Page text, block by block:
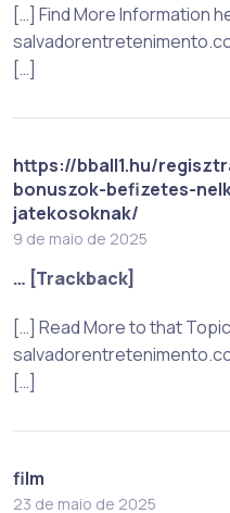
[…] Find More Information
[…]
https://bball1.hu/
bonuszok-befizetes-
jatekosoknak/
9 de maio de 2025
… [Trackback]
[…] Read More to that
[…]
film
23 de maio de 2025